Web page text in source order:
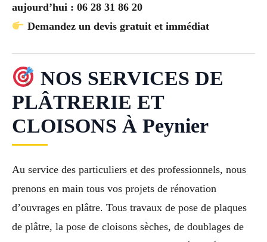
aujourd’hui : 06 28 31 86 20
Demandez un devis gratuit et immédiat
NOS SERVICES DE
PLÂTRERIE ET
CLOISONS À Peynier
Au service des particuliers et des professionnels, nous
prenons en main tous vos projets de rénovation
d’ouvrages en plâtre. Tous travaux de pose de plaques
de plâtre, la pose de cloisons sèches, de doublages de